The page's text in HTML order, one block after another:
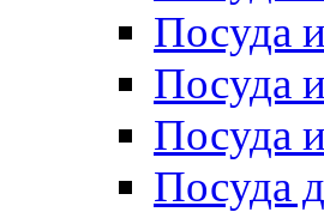
Посуда
Посуда
Посуда
Посуда